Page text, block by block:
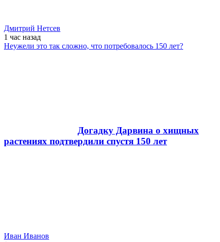
Дмитрий Нетсев
1 час назад
Неужели это так сложно, что потребовалось 150 лет?
Догадку Дарвина о хищных
растениях подтвердили спустя 150 лет
Иван Иванов